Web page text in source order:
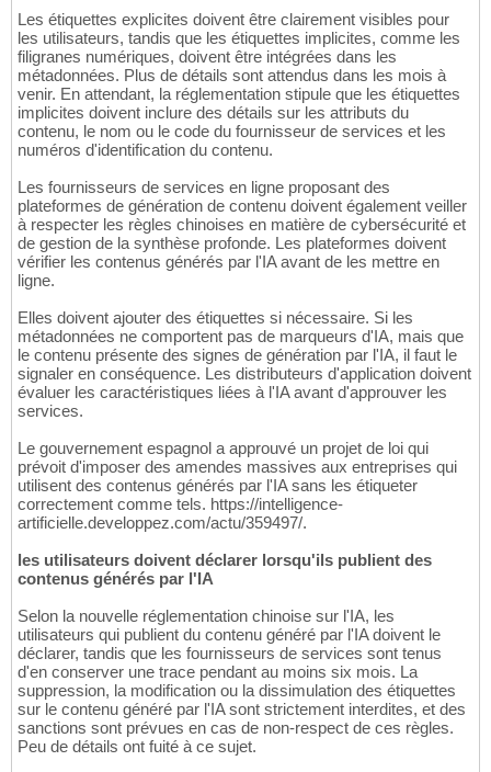
Les étiquettes explicites doivent être clairement visibles pour
les utilisateurs, tandis que les étiquettes implicites, comme les
filigranes numériques, doivent être intégrées dans les
métadonnées. Plus de détails sont attendus dans les mois à
venir. En attendant, la réglementation stipule que les étiquettes
implicites doivent inclure des détails sur les attributs du
contenu, le nom ou le code du fournisseur de services et les
numéros d'identification du contenu.
Les fournisseurs de services en ligne proposant des
plateformes de génération de contenu doivent également veiller
à respecter les règles chinoises en matière de cybersécurité et
de gestion de la synthèse profonde. Les plateformes doivent
vérifier les contenus générés par l'IA avant de les mettre en
ligne.
Elles doivent ajouter des étiquettes si nécessaire. Si les
métadonnées ne comportent pas de marqueurs d'IA, mais que
le contenu présente des signes de génération par l'IA, il faut le
signaler en conséquence. Les distributeurs d'application doivent
évaluer les caractéristiques liées à l'IA avant d'approuver les
services.
Le gouvernement espagnol a approuvé un projet de loi qui
prévoit d'imposer des amendes massives aux entreprises qui
utilisent des contenus générés par l'IA sans les étiqueter
correctement comme tels. https://intelligence-
artificielle.developpez.com/actu/359497/.
les utilisateurs doivent déclarer lorsqu'ils publient des
contenus générés par l'IA
Selon la nouvelle réglementation chinoise sur l'IA, les
utilisateurs qui publient du contenu généré par l'IA doivent le
déclarer, tandis que les fournisseurs de services sont tenus
d'en conserver une trace pendant au moins six mois. La
suppression, la modification ou la dissimulation des étiquettes
sur le contenu généré par l'IA sont strictement interdites, et des
sanctions sont prévues en cas de non-respect de ces règles.
Peu de détails ont fuité à ce sujet.